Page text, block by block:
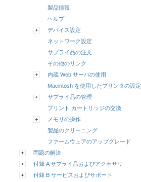
製品情報
ヘルプ
デバイス設定
ネットワーク設定
サプライ品の注文
その他のリンク
内蔵 Web サーバの使用
Macintosh を使用したプリンタの設定
サプライ品の管理
プリント カートリッジの交換
メモリの操作
製品のクリーニング
ファームウェアのアップグレード
問題の解決
付録 A サプライ品およびアクセサリ
付録 B サービスおよびサポート